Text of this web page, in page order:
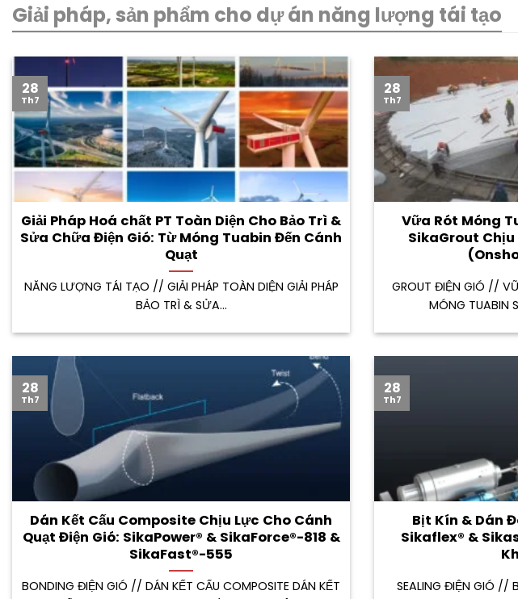
Giải pháp, sản phẩm cho dự án năng lượng tái tạo
Giải Pháp Hoá chất PT Toàn Diện Cho Bảo Trì &
Sửa Chữa Điện Gió: Từ Móng Tuabin Đến Cánh
Quạt
NĂNG LƯỢNG TÁI TẠO // GIẢI PHÁP TOÀN DIỆN GIẢI PHÁP
BẢO TRÌ & SỬA...
28
Th7
Vữa Rót Móng
SikaGrout Chịu
GROUT ĐIỆN GIÓ //
MÓNG TUABIN
28
Th7
Dán Kết Cấu Composite Chịu Lực Cho Cánh
Quạt Điện Gió: SikaPower® & SikaForce®-818 &
SikaFast®-555
BONDING ĐIỆN GIÓ // DÁN KẾT CẤU COMPOSITE DÁN KẾT
28
Th7
Bịt Kín & Dán
Sikaflex® &
SEALING ĐIỆN GIÓ //
28
Th7